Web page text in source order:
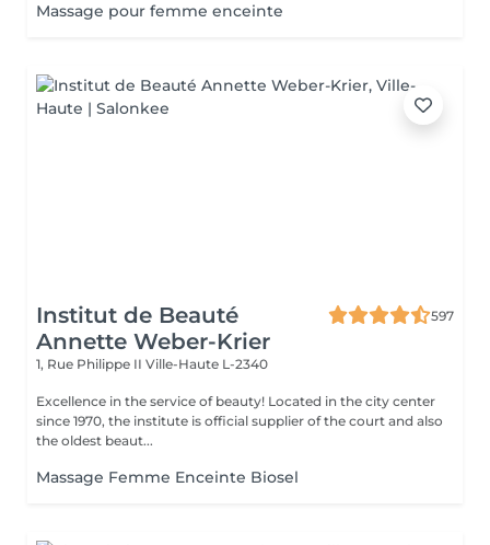
Massage pour femme enceinte
Institut de Beauté
Annette Weber-Krier
597
1, Rue Philippe II Ville-Haute L-2340
Excellence in the service of beauty! Located in the city center
since 1970, the institute is official supplier of the court and also
the oldest beaut...
Massage Femme Enceinte Biosel